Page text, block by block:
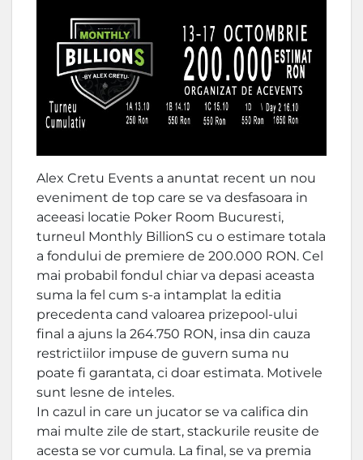
Alex Cretu Events a anuntat recent un nou
eveniment de top care se va desfasoara in
aceeasi locatie Poker Room Bucuresti,
turneul Monthly BillionS cu o estimare totala
a fondului de premiere de 200.000 RON. Cel
mai probabil fondul chiar va depasi aceasta
suma la fel cum s-a intamplat la editia
precedenta cand valoarea prizepool-ului
final a ajuns la 264.750 RON, insa din cauza
restrictiilor impuse de guvern suma nu
poate fi garantata, ci doar estimata. Motivele
sunt lesne de inteles.
In cazul in care un jucator se va califica din
mai multe zile de start, stackurile reusite de
acesta se vor cumula. La final, se va premia